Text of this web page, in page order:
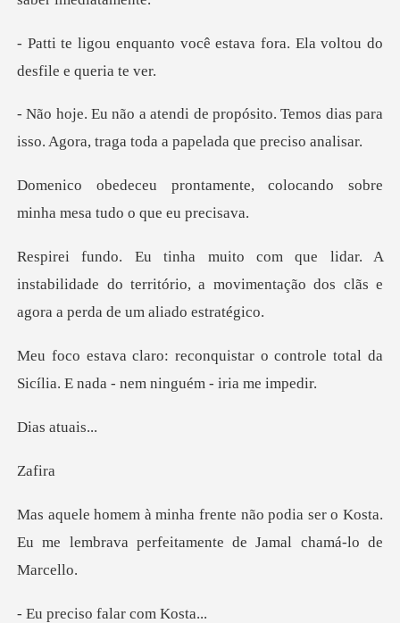
ocê estava fora. Ela voltou
to. Temos dias para
isso. Agora, traga
te, colocando sobre
minha m
instabilidade do território, a movimentação do
r o controle total da
Sicília. E n
atu
fi
dia ser o Kosta.
Eu me lembrava perfei
so falar c